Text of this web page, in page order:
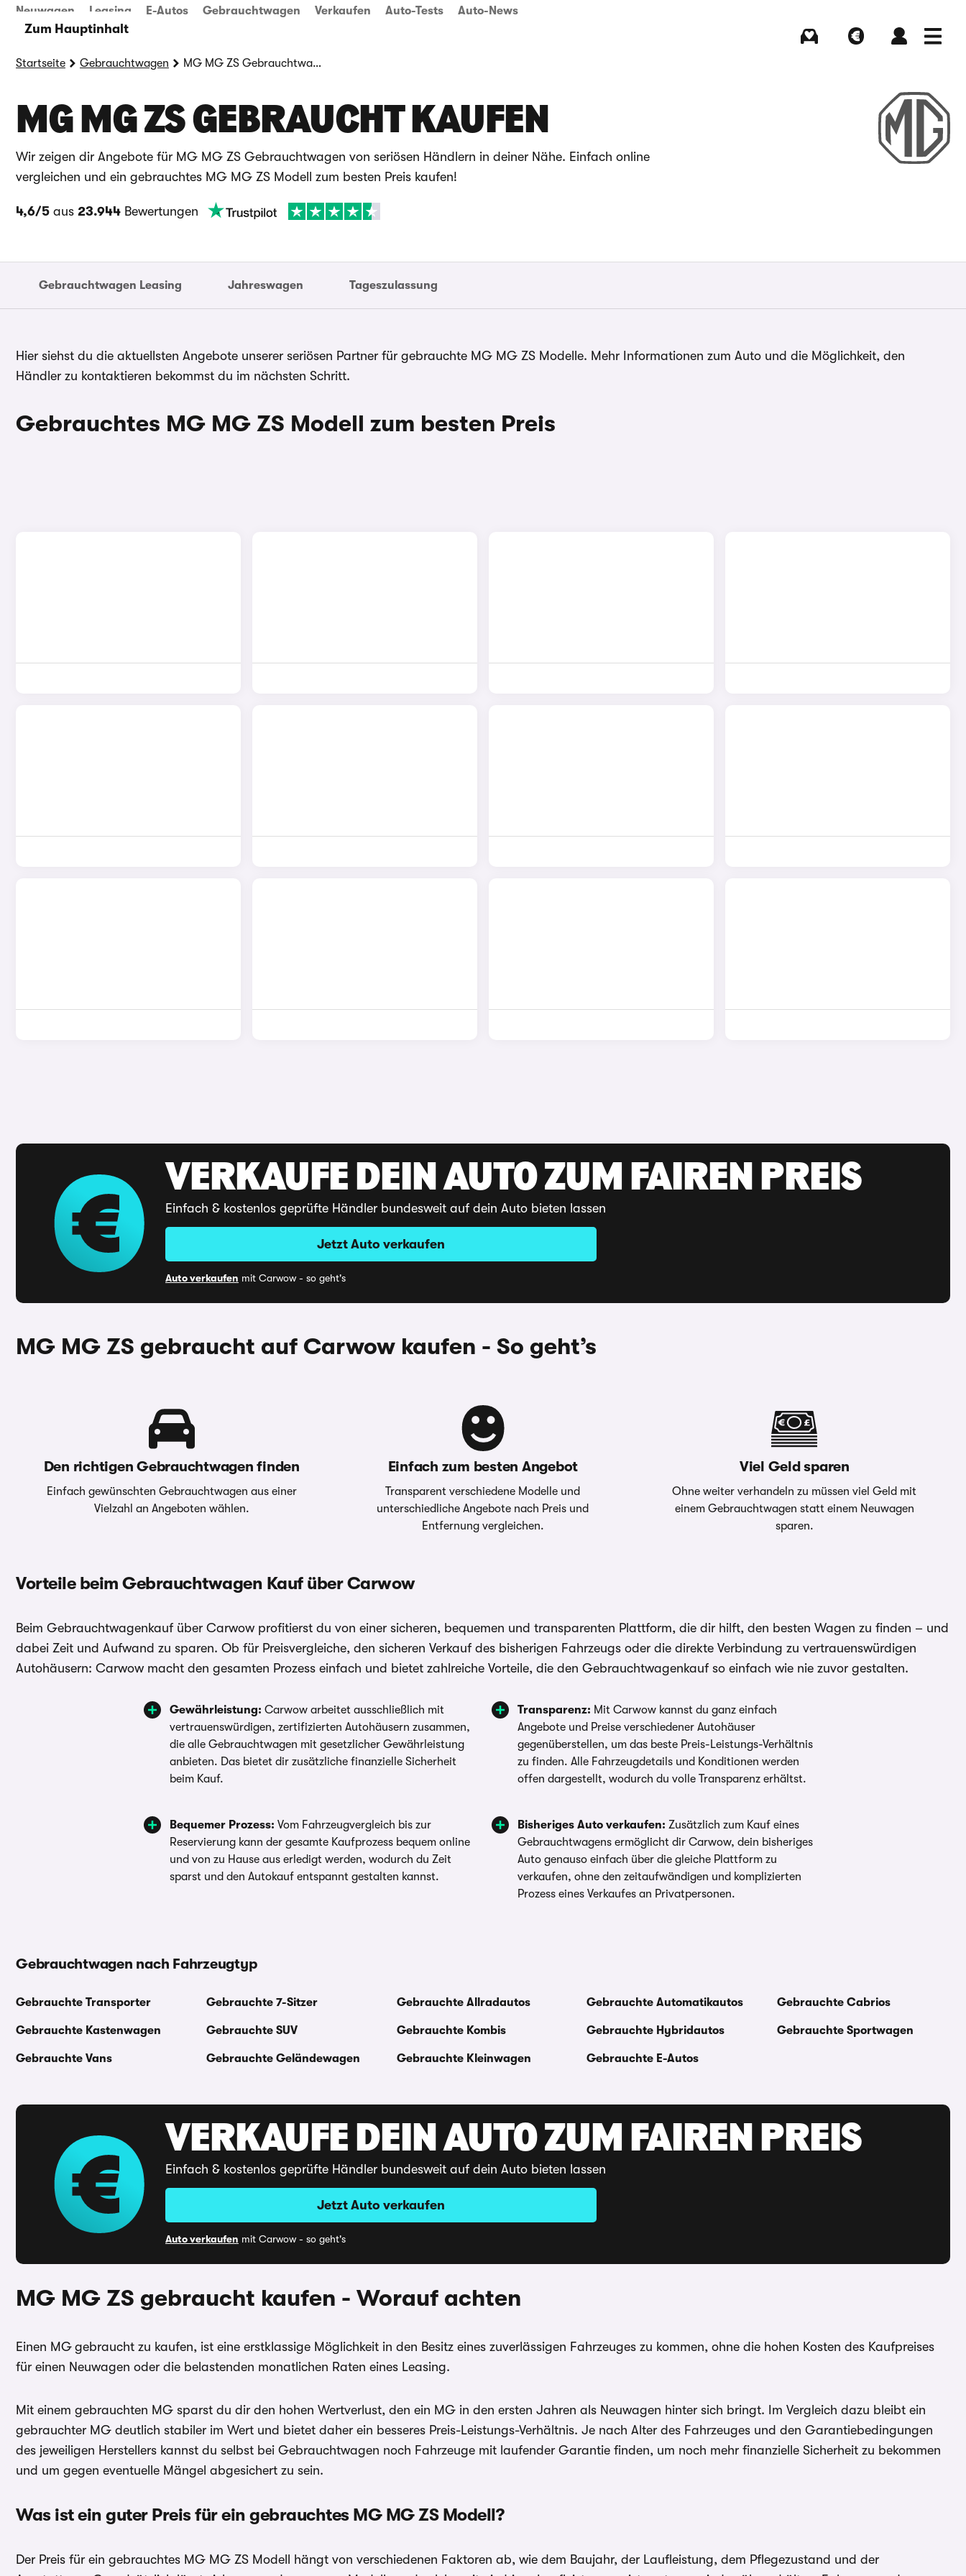
Zum Hauptinhalt
Neuwagen Leasing E-Autos Gebrauchtwagen Verkaufen Auto-Tests Auto-News
Startseite Gebrauchtwagen MG MG ZS Gebrauchtwagen
MG MG ZS GEBRAUCHT KAUFEN
Wir zeigen dir Angebote für MG MG ZS Gebrauchtwagen von seriösen Händlern in deiner Nähe. Einfach online
vergleichen und ein gebrauchtes MG MG ZS Modell zum besten Preis kaufen!
4,6/5 aus 23.944 Bewertungen
Gebrauchtwagen Leasing Jahreswagen Tageszulassung
Hier siehst du die aktuellsten Angebote unserer seriösen Partner für gebrauchte MG MG ZS Modelle. Mehr Informationen zum Auto und die Möglichkeit, den
Händler zu kontaktieren bekommst du im nächsten Schritt.
Gebrauchtes MG MG ZS Modell zum besten Preis
VERKAUFE DEIN AUTO ZUM FAIREN PREIS
Einfach & kostenlos geprüfte Händler bundesweit auf dein Auto bieten lassen
Jetzt Auto verkaufen
Auto verkaufen mit Carwow - so geht's
MG MG ZS gebraucht auf Carwow kaufen - So geht’s
Den richtigen Gebrauchtwagen finden
Einfach gewünschten Gebrauchtwagen aus einer
Vielzahl an Angeboten wählen.
Einfach zum besten Angebot
Transparent verschiedene Modelle und
unterschiedliche Angebote nach Preis und
Entfernung vergleichen.
Viel Geld sparen
Ohne weiter verhandeln zu müssen viel Geld mit
einem Gebrauchtwagen statt einem Neuwagen
sparen.
Vorteile beim Gebrauchtwagen Kauf über Carwow
Beim Gebrauchtwagenkauf über Carwow profitierst du von einer sicheren, bequemen und transparenten Plattform, die dir hilft, den besten Wagen zu finden – und
dabei Zeit und Aufwand zu sparen. Ob für Preisvergleiche, den sicheren Verkauf des bisherigen Fahrzeugs oder die direkte Verbindung zu vertrauenswürdigen
Autohäusern: Carwow macht den gesamten Prozess einfach und bietet zahlreiche Vorteile, die den Gebrauchtwagenkauf so einfach wie nie zuvor gestalten.
Gewährleistung: Carwow arbeitet ausschließlich mit
vertrauenswürdigen, zertifizierten Autohäusern zusammen,
die alle Gebrauchtwagen mit gesetzlicher Gewährleistung
anbieten. Das bietet dir zusätzliche finanzielle Sicherheit
beim Kauf.
Transparenz: Mit Carwow kannst du ganz einfach
Angebote und Preise verschiedener Autohäuser
gegenüberstellen, um das beste Preis-Leistungs-Verhältnis
zu finden. Alle Fahrzeugdetails und Konditionen werden
offen dargestellt, wodurch du volle Transparenz erhältst.
Bequemer Prozess: Vom Fahrzeugvergleich bis zur
Reservierung kann der gesamte Kaufprozess bequem online
und von zu Hause aus erledigt werden, wodurch du Zeit
sparst und den Autokauf entspannt gestalten kannst.
Bisheriges Auto verkaufen: Zusätzlich zum Kauf eines
Gebrauchtwagens ermöglicht dir Carwow, dein bisheriges
Auto genauso einfach über die gleiche Plattform zu
verkaufen, ohne den zeitaufwändigen und komplizierten
Prozess eines Verkaufes an Privatpersonen.
Gebrauchtwagen nach Fahrzeugtyp
Gebrauchte Transporter
Gebrauchte Kastenwagen
Gebrauchte Vans
Gebrauchte 7-Sitzer
Gebrauchte SUV
Gebrauchte Geländewagen
Gebrauchte Allradautos
Gebrauchte Kombis
Gebrauchte Kleinwagen
Gebrauchte Automatikautos
Gebrauchte Hybridautos
Gebrauchte E-Autos
Gebrauchte Cabrios
Gebrauchte Sportwagen
VERKAUFE DEIN AUTO ZUM FAIREN PREIS
Einfach & kostenlos geprüfte Händler bundesweit auf dein Auto bieten lassen
Jetzt Auto verkaufen
Auto verkaufen mit Carwow - so geht's
MG MG ZS gebraucht kaufen - Worauf achten
Einen MG gebraucht zu kaufen, ist eine erstklassige Möglichkeit in den Besitz eines zuverlässigen Fahrzeuges zu kommen, ohne die hohen Kosten des Kaufpreises
für einen Neuwagen oder die belastenden monatlichen Raten eines Leasing.
Mit einem gebrauchten MG sparst du dir den hohen Wertverlust, den ein MG in den ersten Jahren als Neuwagen hinter sich bringt. Im Vergleich dazu bleibt ein
gebrauchter MG deutlich stabiler im Wert und bietet daher ein besseres Preis-Leistungs-Verhältnis. Je nach Alter des Fahrzeuges und den Garantiebedingungen
des jeweiligen Herstellers kannst du selbst bei Gebrauchtwagen noch Fahrzeuge mit laufender Garantie finden, um noch mehr finanzielle Sicherheit zu bekommen
und um gegen eventuelle Mängel abgesichert zu sein.
Was ist ein guter Preis für ein gebrauchtes MG MG ZS Modell?
Der Preis für ein gebrauchtes MG MG ZS Modell hängt von verschiedenen Faktoren ab, wie dem Baujahr, der Laufleistung, dem Pflegezustand und der